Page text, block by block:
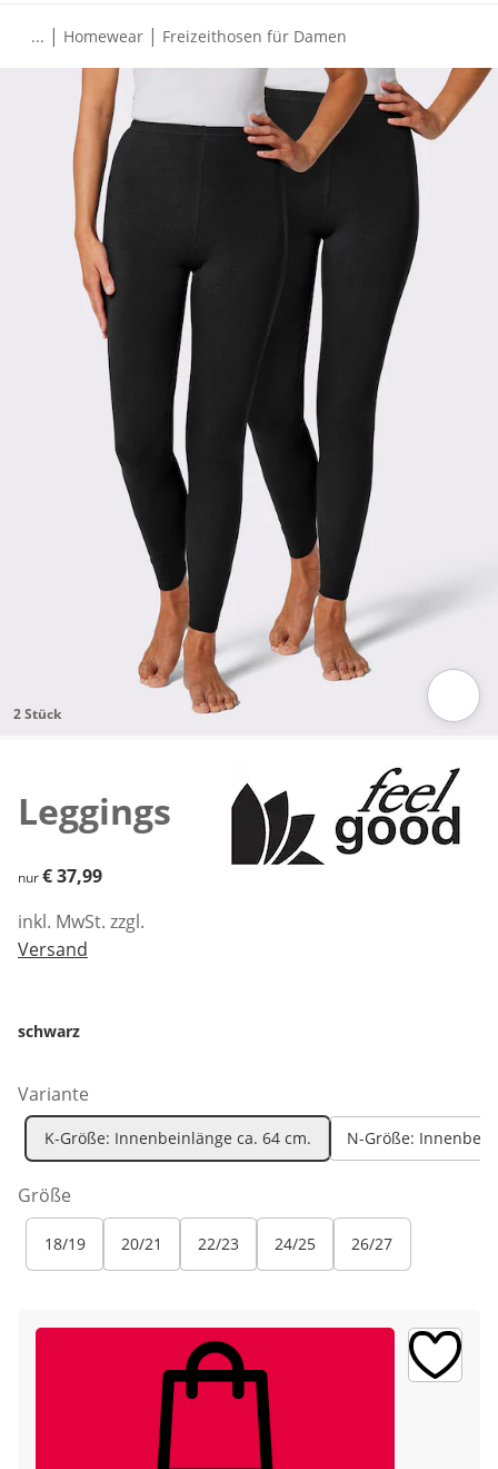
... | Homewear | Freizeithosen für Damen
2 Stück
Leggings
€ 37,99
nur€ 37,99
inkl. MwSt. zzgl.
Versand
schwarz
Variante
K-Größe: Innenbeinlänge ca. 64 cm. N-Größe:
Größe
18/19 20/21 22/23 24/25 26/27